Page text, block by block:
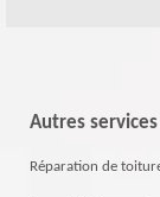
Autres services
Réparation de